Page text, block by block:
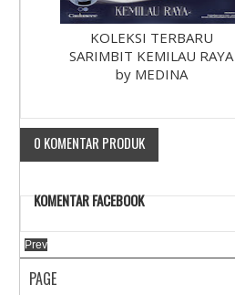
KOLEKSI TERBARU
SARIMBIT KEMILAU RAYA
by MEDINA
0 KOMENTAR PRODUK
KOMENTAR FACEBOOK
Prev
PAGE